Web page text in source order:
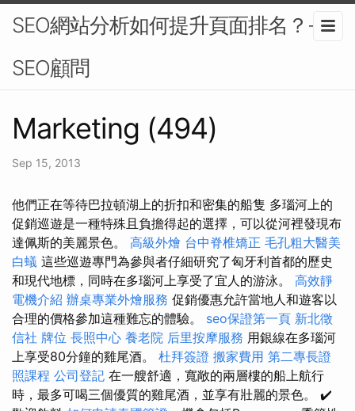
SEO網站分析如何提升頁面排名？-
SEO顧問
Marketing (494)
Sep 15, 2013
他們正在等待巴拉頓湖上的折扣和密集的船隻 多瑙河上的
促銷巡遊是一種特殊且負擔得起的選擇，可以從河裡發現布
達佩斯的美麗景色。 高級外燴 台中脊椎矯正 毛孔粗大醫美
白蟻 這些巡遊專門為參與者仔細研究了匈牙利首都的歷史
和現代地標，同時在多瑙河上享受了宜人的游泳。 高效靜
電機介紹 辦桌專業外燴服務 促銷優惠允許當地人和遊客以
合理的價格參加這種難忘的體驗。 seo保證第一頁 新北徵
信社 牌位 長照中心 養老院 后里按摩服務 用銀線在多瑙河
上享受80分鐘的雞​​尾酒。 杜拜簽證 搬家費用 第二專長證
照課程 公司登記 在一艘舒適，寬敞的兩層樓的船上航行
時，最多可喝三個優質的雞尾酒，並享有壯麗的景色。 ✔️